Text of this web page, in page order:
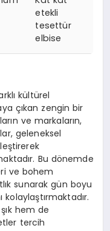
etekli
tesettür
elbise
kültürel
çıkan zengin bir
ve markaların,
geleneksel
Bu dönemde
ve bohem
sunarak gün boyu
kolaylaştırmaktadır.
hem de
tercih